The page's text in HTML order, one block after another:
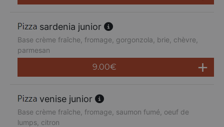
sardenia junior
Base crème fraîche, fromage, gorgonzola, brie, chèvre,
parmesan
9.00€
venise junior
Base crème fraîche, fromage, saumon fumé, oeuf de
lumps, citron